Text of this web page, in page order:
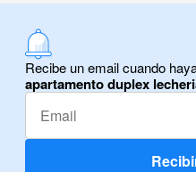
Recibe un email cuando
apartamento duplex